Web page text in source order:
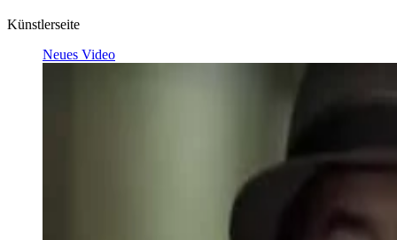
Künstlerseite
Neues Video